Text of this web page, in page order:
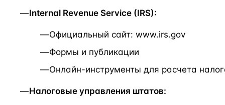
Internal Revenue Service (IRS):
Официальный сайт: www.irs.gov
Формы и публикации
Онлайн-инструменты для расчета
Налоговые управления штатов: